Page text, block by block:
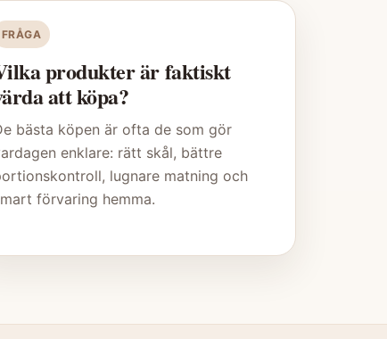
FRÅGA
produkter är faktiskt
att köpa?
bästa köpen är ofta de som gör
enklare: rätt skål, bättre
lugnare matning och
förvaring hemma.